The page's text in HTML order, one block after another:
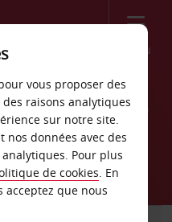
Menu
à New
vous proposer des
raisons analytiques
sur notre site.
nos données avec des
Pour plus
de cookies. En
acceptez que nous